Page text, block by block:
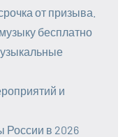
от призыва.
бесплатно
и
России в 2026